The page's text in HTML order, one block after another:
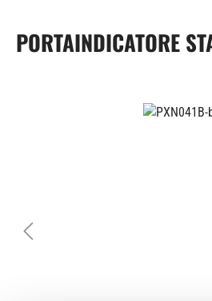
PORTAINDICATORE
Salta la galleria di immagini